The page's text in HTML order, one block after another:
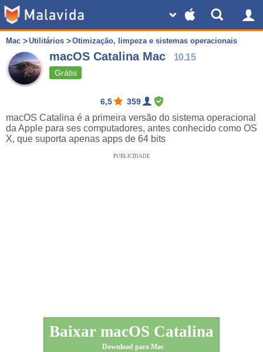
Mac Utilitários Otimização, limpeza e sistemas operacionais
macOS Catalina Mac 10.15
Grátis
6,5 359
macOS Catalina é a primeira versão do sistema operacional
da Apple para ses computadores, antes conhecido como OS
X, que suporta apenas apps de 64 bits
PUBLICIDADE
Baixar macOS Catalina
Download para Mac